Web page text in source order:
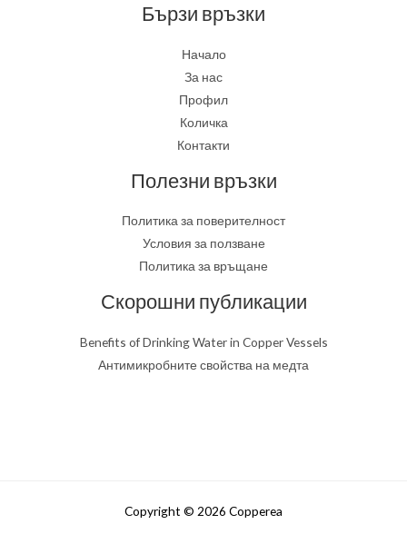
Бързи връзки
Начало
За нас
Профил
Количка
Контакти
Полезни връзки
Политика за поверителност
Условия за ползване
Политика за връщане
Скорошни публикации
Benefits of Drinking Water in Copper Vessels
Антимикробните свойства на медта
Copyright © 2026 Copperea